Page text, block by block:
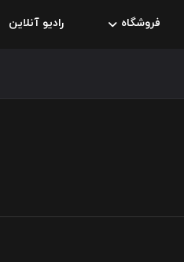
فروشگاه رادیو آنلاین